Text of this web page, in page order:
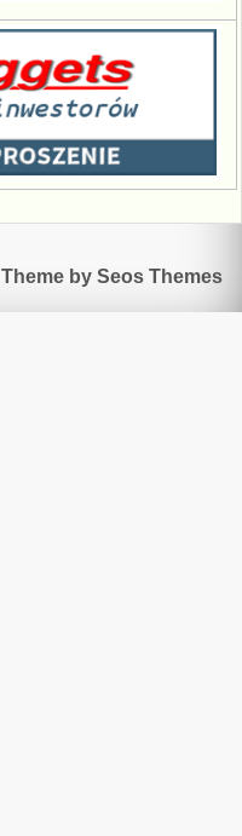
Theme by Seos Themes